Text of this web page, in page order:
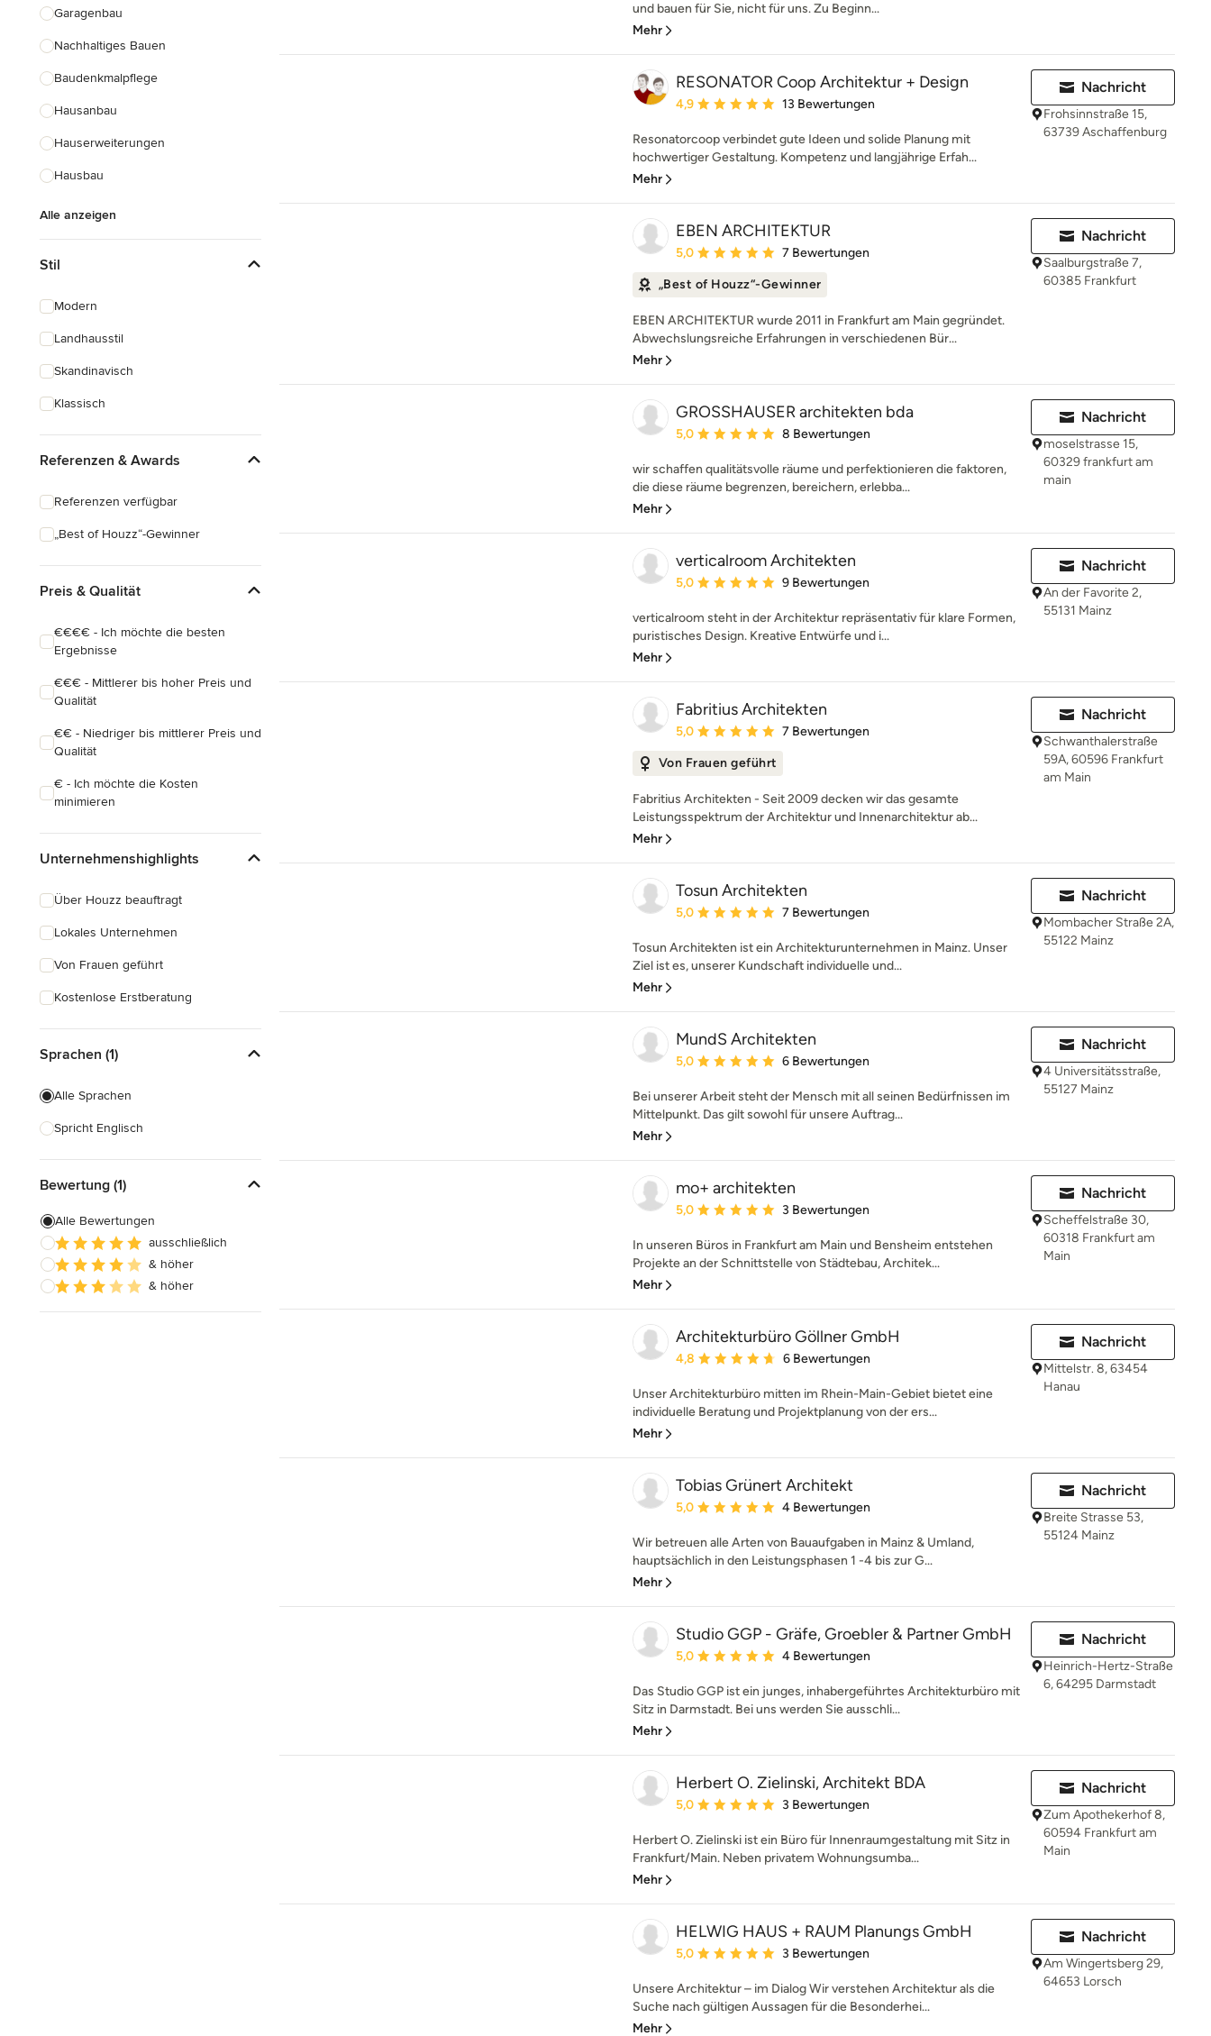
Garagenbau
Nachhaltiges Bauen
Baudenkmalpflege
Hausanbau
Hauserweiterungen
Hausbau
Alle anzeigen
Stil
Modern
Landhausstil
Skandinavisch
Klassisch
Referenzen & Awards
Referenzen verfügbar
„Best of Houzz“-Gewinner
Preis & Qualität
€€€€ - Ich möchte die besten
Ergebnisse
€€€ - Mittlerer bis hoher Preis und
Qualität
€€ - Niedriger bis mittlerer Preis und
Qualität
€ - Ich möchte die Kosten
minimieren
Unternehmenshighlights
Über Houzz beauftragt
Lokales Unternehmen
Von Frauen geführt
Kostenlose Erstberatung
Sprachen (1)
Alle Sprachen
Spricht Englisch
Bewertung (1)
Alle Bewertungen
ausschließlich
& höher
& höher
und bauen für Sie, nicht für uns. Zu Beginn...
Mehr
RESONATOR Coop Architektur + Design
Durchschnittliche Bewertung: 4.9 von 5 Sternen
4,9 13 Bewertungen
Resonatorcoop verbindet gute Ideen und solide Planung mit
hochwertiger Gestaltung. Kompetenz und langjährige Erfah...
Mehr
Nachricht
Frohsinnstraße 15,
63739 Aschaffenburg
EBEN ARCHITEKTUR
Durchschnittliche Bewertung: 5 von 5 Sternen
5,0 7 Bewertungen
„Best of Houzz“-Gewinner
EBEN ARCHITEKTUR wurde 2011 in Frankfurt am Main gegründet.
Abwechslungsreiche Erfahrungen in verschiedenen Bür...
Mehr
Nachricht
Saalburgstraße 7,
60385 Frankfurt
GROSSHAUSER architekten bda
Durchschnittliche Bewertung: 5 von 5 Sternen
5,0 8 Bewertungen
wir schaffen qualitätsvolle räume und perfektionieren die faktoren,
die diese räume begrenzen, bereichern, erlebba...
Mehr
Nachricht
moselstrasse 15,
60329 frankfurt am
main
verticalroom Architekten
Durchschnittliche Bewertung: 5 von 5 Sternen
5,0 9 Bewertungen
verticalroom steht in der Architektur repräsentativ für klare Formen,
puristisches Design. Kreative Entwürfe und i...
Mehr
Nachricht
An der Favorite 2,
55131 Mainz
Fabritius Architekten
Durchschnittliche Bewertung: 5 von 5 Sternen
5,0 7 Bewertungen
Von Frauen geführt
Fabritius Architekten - Seit 2009 decken wir das gesamte
Leistungsspektrum der Architektur und Innenarchitektur ab...
Mehr
Nachricht
Schwanthalerstraße
59A, 60596 Frankfurt
am Main
Tosun Architekten
Durchschnittliche Bewertung: 5 von 5 Sternen
5,0 7 Bewertungen
Tosun Architekten ist ein Architekturunternehmen in Mainz. Unser
Ziel ist es, unserer Kundschaft individuelle und...
Mehr
Nachricht
Mombacher Straße 2A,
55122 Mainz
MundS Architekten
Durchschnittliche Bewertung: 5 von 5 Sternen
5,0 6 Bewertungen
Bei unserer Arbeit steht der Mensch mit all seinen Bedürfnissen im
Mittelpunkt. Das gilt sowohl für unsere Auftrag...
Mehr
Nachricht
4 Universitätsstraße,
55127 Mainz
mo+ architekten
Durchschnittliche Bewertung: 5 von 5 Sternen
5,0 3 Bewertungen
In unseren Büros in Frankfurt am Main und Bensheim entstehen
Projekte an der Schnittstelle von Städtebau, Architek...
Mehr
Nachricht
Scheffelstraße 30,
60318 Frankfurt am
Main
Architekturbüro Göllner GmbH
Durchschnittliche Bewertung: 4.8 von 5 Sternen
4,8 6 Bewertungen
Unser Architekturbüro mitten im Rhein-Main-Gebiet bietet eine
individuelle Beratung und Projektplanung von der ers...
Mehr
Nachricht
Mittelstr. 8, 63454
Hanau
Tobias Grünert Architekt
Durchschnittliche Bewertung: 5 von 5 Sternen
5,0 4 Bewertungen
Wir betreuen alle Arten von Bauaufgaben in Mainz & Umland,
hauptsächlich in den Leistungsphasen 1 -4 bis zur G...
Mehr
Nachricht
Breite Strasse 53,
55124 Mainz
Studio GGP - Gräfe, Groebler & Partner GmbH
Durchschnittliche Bewertung: 5 von 5 Sternen
5,0 4 Bewertungen
Das Studio GGP ist ein junges, inhabergeführtes Architekturbüro mit
Sitz in Darmstadt. Bei uns werden Sie ausschli...
Mehr
Nachricht
Heinrich-Hertz-Straße
6, 64295 Darmstadt
Herbert O. Zielinski, Architekt BDA
Durchschnittliche Bewertung: 5 von 5 Sternen
5,0 3 Bewertungen
Herbert O. Zielinski ist ein Büro für Innenraumgestaltung mit Sitz in
Frankfurt/Main. Neben privatem Wohnungsumba...
Mehr
Nachricht
Zum Apothekerhof 8,
60594 Frankfurt am
Main
HELWIG HAUS + RAUM Planungs GmbH
Durchschnittliche Bewertung: 5 von 5 Sternen
5,0 3 Bewertungen
Unsere Architektur – im Dialog Wir verstehen Architektur als die
Suche nach gültigen Aussagen für die Besonderhei...
Mehr
Nachricht
Am Wingertsberg 29,
64653 Lorsch